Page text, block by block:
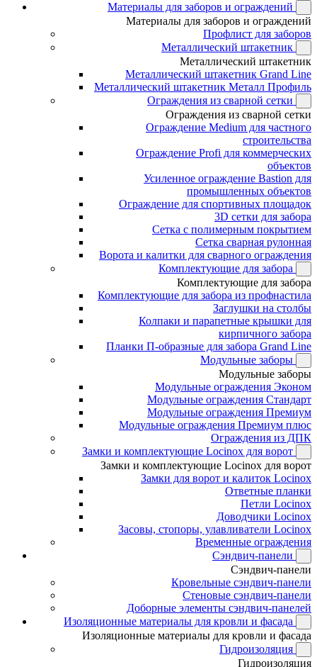
Материалы для заборов и ограждений
Материалы для заборов и ограждений
Профлист для заборов
Металлический штакетник
Металлический штакетник
Металлический штакетник Grand Line
Металлический штакетник Металл Профиль
Ограждения из сварной сетки
Ограждения из сварной сетки
Ограждение Medium для частного
строительства
Ограждение Profi для коммерческих
объектов
Усиленное ограждение Bastion для
промышленных объектов
Ограждение для спортивных площадок
3D сетки для забора
Сетка с полимерным покрытием
Сетка сварная рулонная
Ворота и калитки для сварного ограждения
Комплектующие для забора
Комплектующие для забора
Комплектующие для забора из профнастила
Заглушки на столбы
Колпаки и парапетные крышки для
кирпичного забора
Планки П-образные для забора Grand Line
Модульные заборы
Модульные заборы
Модульные ограждения Эконом
Модульные ограждения Стандарт
Модульные ограждения Премиум
Модульные ограждения Премиум плюс
Ограждения из ДПК
Замки и комплектующие Locinox для ворот
Замки и комплектующие Locinox для ворот
Замки для ворот и калиток Locinox
Ответные планки
Петли Locinox
Доводчики Locinox
Засовы, стопоры, улавливатели Locinox
Временные ограждения
Сэндвич-панели
Сэндвич-панели
Кровельные сэндвич-панели
Стеновые сэндвич-панели
Доборные элементы сэндвич-панелей
Изоляционные материалы для кровли и фасада
Изоляционные материалы для кровли и фасада
Гидроизоляция
Гидроизоляция